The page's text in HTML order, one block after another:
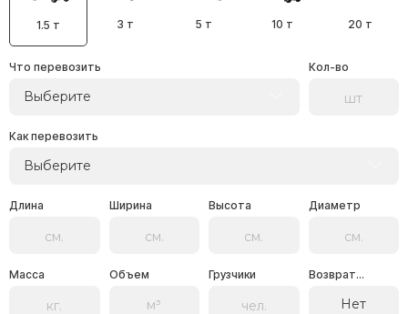
1.5 т 3 т 5 т 10 т 20 т
Что перевозить
Выберите
Кол-во
Как перевозить
Выберите
Длина Ширина Высота Диаметр
Масса Объем Грузчики Возврат...
Нет